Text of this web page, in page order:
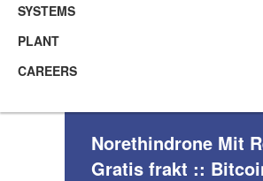
SYSTEMS
PLANT
CAREERS
Norethindrone Mit
Gratis frakt ::